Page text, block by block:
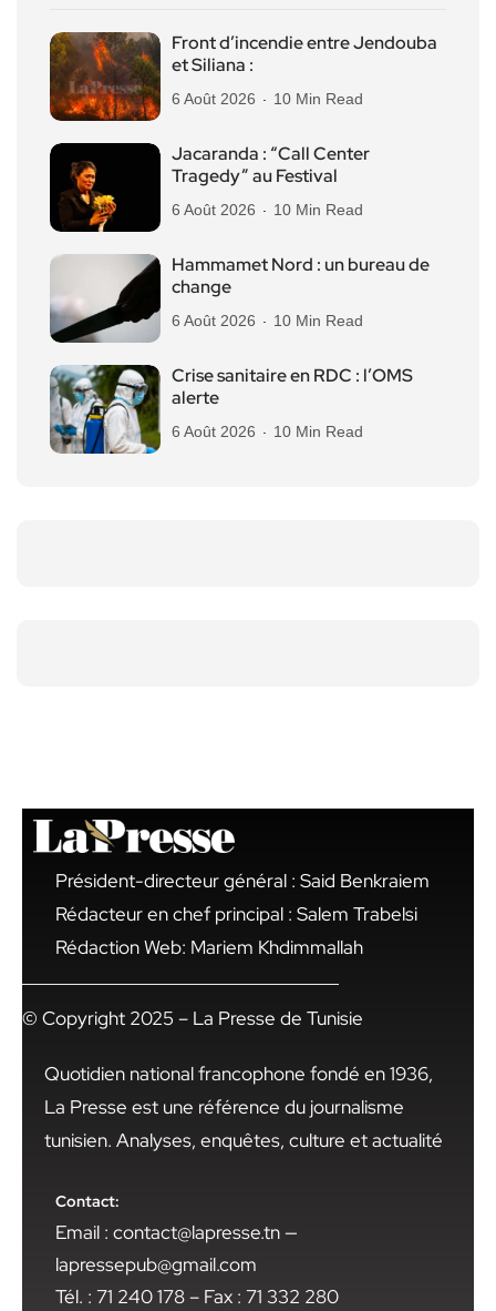
Front d’incendie entre Jendouba
et Siliana :
6 Août 2026 10 Min Read
Jacaranda : “Call Center
Tragedy” au Festival
6 Août 2026 10 Min Read
Hammamet Nord : un bureau de
change
6 Août 2026 10 Min Read
Crise sanitaire en RDC : l’OMS
alerte
6 Août 2026 10 Min Read
Président-directeur général : Said Benkraiem
Rédacteur en chef principal : Salem Trabelsi
Rédaction Web: Mariem Khdimmallah
© Copyright 2025 – La Presse de Tunisie
Quotidien national francophone fondé en 1936,
La Presse est une référence du journalisme
tunisien. Analyses, enquêtes, culture et actualité
Contact:
Email : contact@lapresse.tn —
lapressepub@gmail.com
Tél. : 71 240 178 – Fax : 71 332 280